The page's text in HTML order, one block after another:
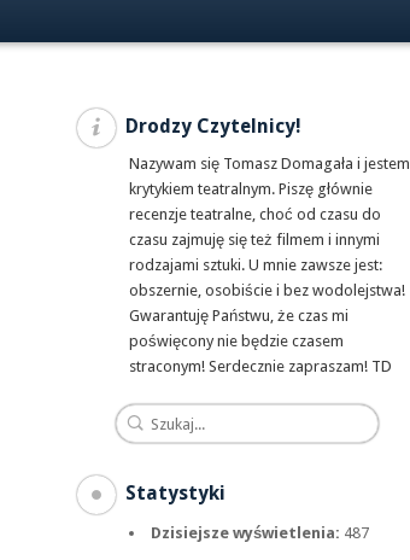
Drodzy Czytelnicy!
Nazywam się Tomasz Domagała i jestem
krytykiem teatralnym. Piszę głównie
recenzje teatralne, choć od czasu do
czasu zajmuję się też filmem i innymi
rodzajami sztuki. U mnie zawsze jest:
obszernie, osobiście i bez wodolejstwa!
Gwarantuję Państwu, że czas mi
poświęcony nie będzie czasem
straconym! Serdecznie zapraszam! TD
Statystyki
Dzisiejsze wyświetlenia: 487